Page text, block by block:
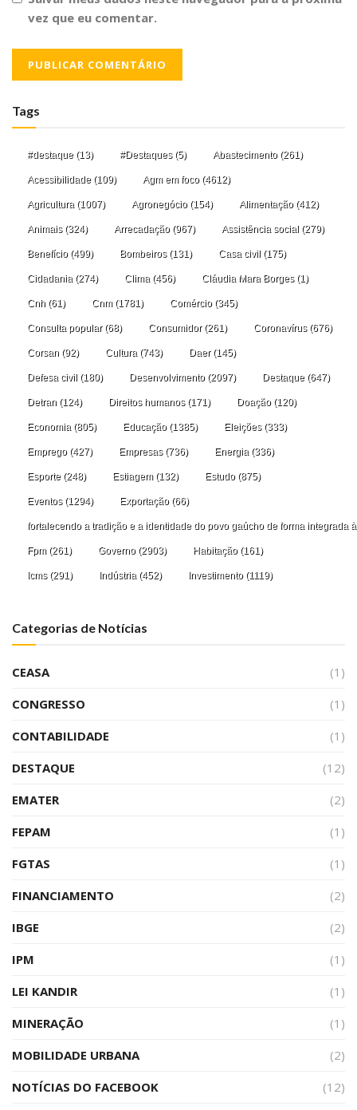
vez que eu comentar.
Tags
#destaque (13) #Destaques(5) Abastecimento(261)
Acessibilidade (109) Agm em foco(4612)
Agricultura (1007) Agronegócio(154) Alimentação(412)
Animais(324) Arrecadação(967) Assistência social (279)
Benefício(499) Bombeiros(131) Casa civil (175)
Cidadania (274) Clima (456) Cláudia Mara Borges(1)
Cnh (61) Cnm(1781) Comércio(345)
Consulta popular(68) Consumidor(261) Coronavírus(676)
Corsan (92) Cultura (743) Daer(145)
Defesa civil (180) Desenvolvimento(2097) Destaque (647)
Detran (124) Direitos humanos(171) Doação(120)
Economia (805) Educação(1385) Eleições(333)
Emprego(427) Empresas(736) Energia (336)
Esporte (248) Estiagem(132) Estudo(875)
Eventos(1294) Exportação(66)
fortalecendo a tradição e a identidade do povo gaúcho de forma
Fpm(261) Governo(2903) Habitação(161)
Icms(291) Indústria (452) Investimento(1119)
Categorias de Notícias
CEASA
(1)
CONGRESSO
(1)
CONTABILIDADE
(1)
DESTAQUE
(12)
EMATER
(2)
FEPAM
(1)
FGTAS
(1)
FINANCIAMENTO
(2)
IBGE
(2)
IPM
(1)
LEI KANDIR
(1)
MINERAÇÃO
(1)
MOBILIDADE URBANA
(2)
NOTÍCIAS DO FACEBOOK
(12)